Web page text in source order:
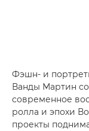
Фэшн- и
Ванды Мартин
современное
ролла и эпохи
проекты